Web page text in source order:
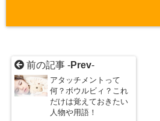
前の記事 -Prev-
アタッチメントって
何？ボウルビィ？これ
だけは覚えておきたい
人物や用語！